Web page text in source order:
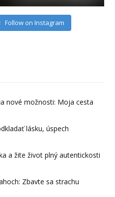
Follow on Instagram
nové možnosti: Moja cesta
lásku, úspech
a žite život plný autentickosti
Zbavte sa strachu